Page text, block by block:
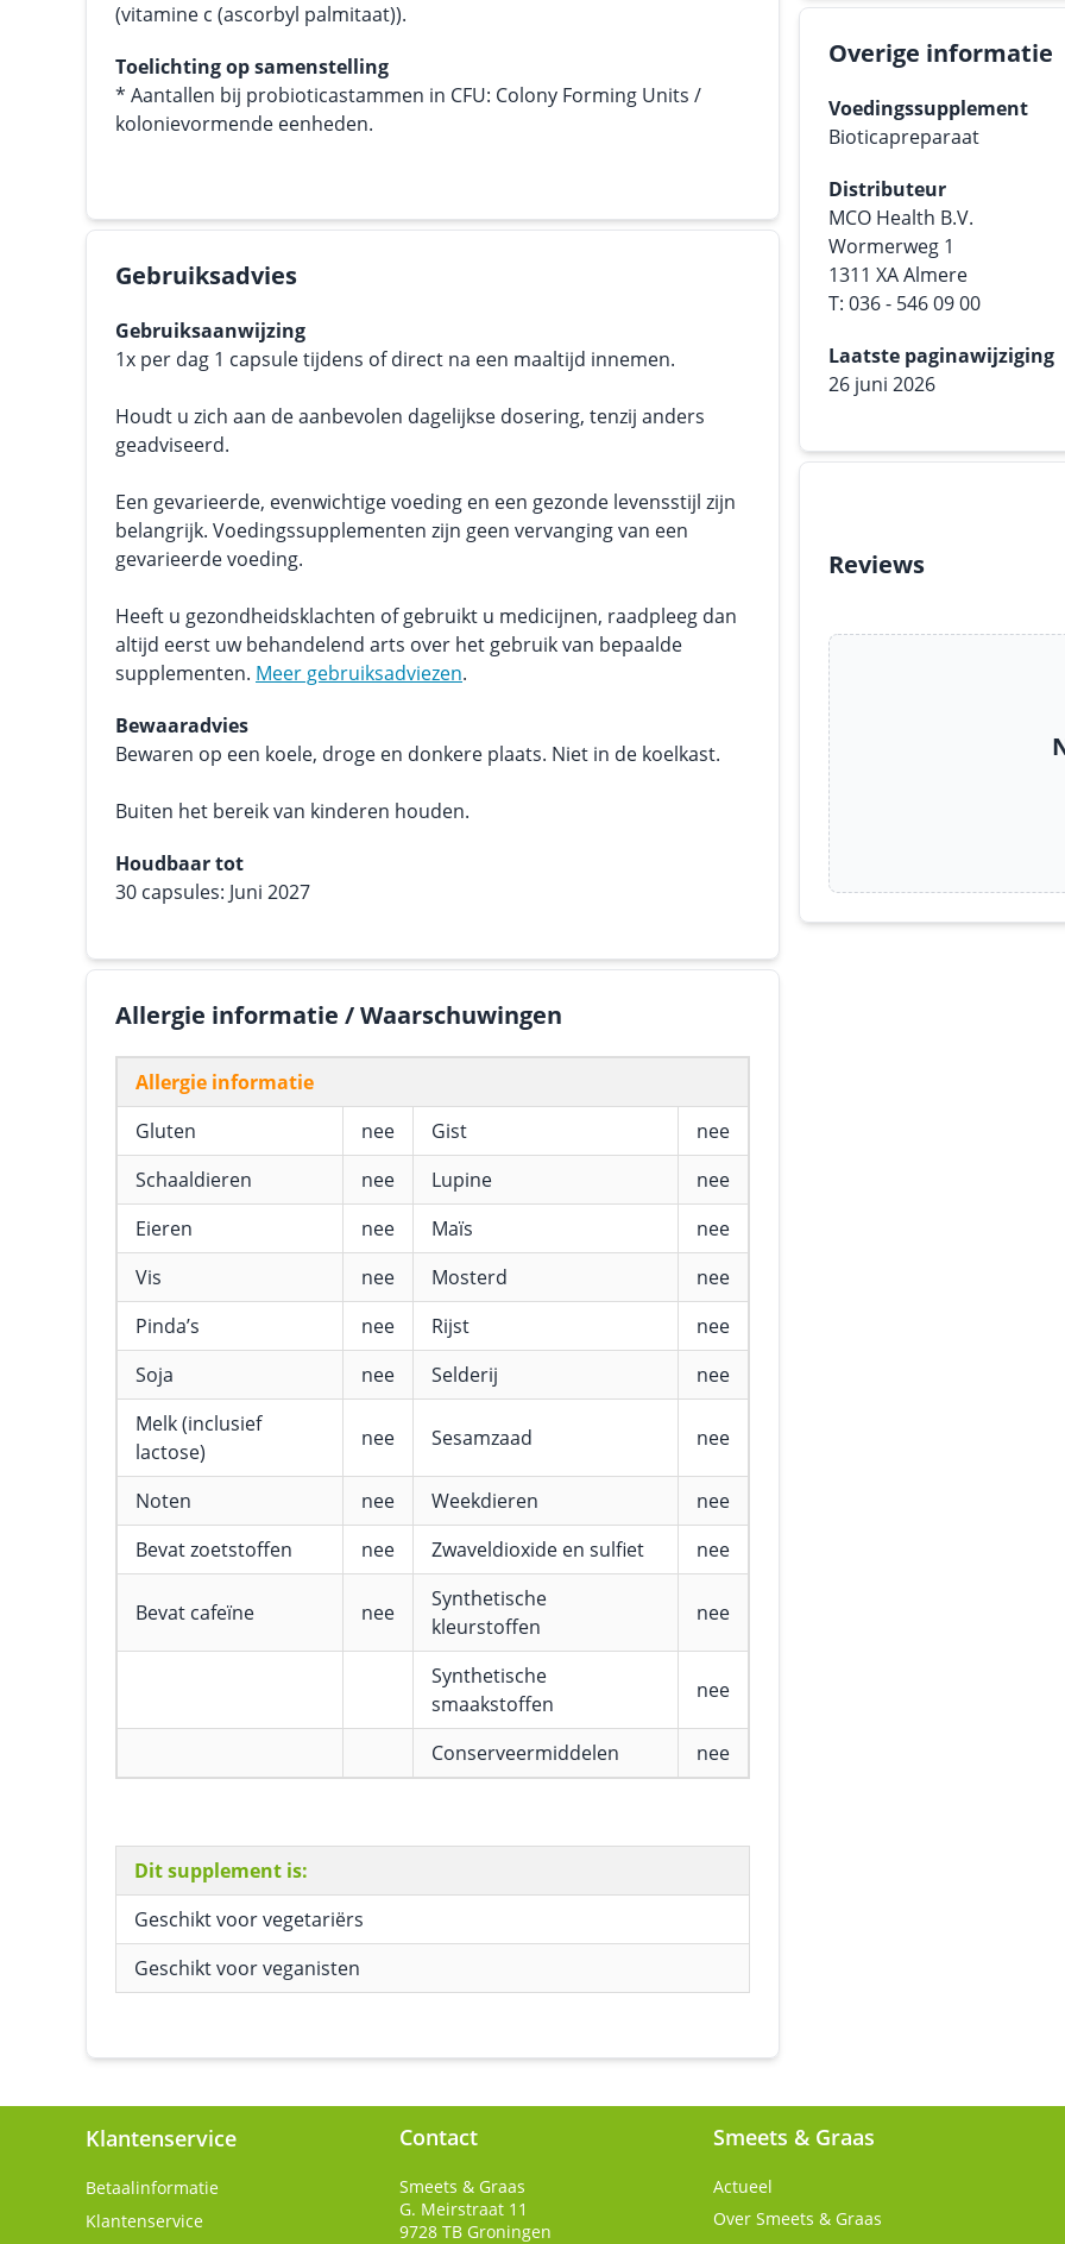
(vitamine c (ascorbyl palmitaat)).
Toelichting op samenstelling
* Aantallen bij probioticastammen in CFU: Colony Forming Units /
kolonievormende eenheden.
Gebruiksadvies
Gebruiksaanwijzing
1x per dag 1 capsule tijdens of direct na een maaltijd innemen.
Houdt u zich aan de aanbevolen dagelijkse dosering, tenzij anders
geadviseerd.
Een gevarieerde, evenwichtige voeding en een gezonde levensstijl zijn
belangrijk. Voedingssupplementen zijn geen vervanging van een
gevarieerde voeding.
Heeft u gezondheidsklachten of gebruikt u medicijnen, raadpleeg dan
altijd eerst uw behandelend arts over het gebruik van bepaalde
supplementen. Meer gebruiksadviezen.
Bewaaradvies
Bewaren op een koele, droge en donkere plaats. Niet in de koelkast.
Buiten het bereik van kinderen houden.
Houdbaar tot
30 capsules: Juni 2027
Allergie informatie / Waarschuwingen
Allergie informatie
Gluten
nee Gist
nee
Schaaldieren
nee Lupine
nee
Eieren
nee Maïs
nee
Vis
nee Mosterd
nee
Pinda’s
nee Rijst
nee
Soja
nee Selderij
nee
Melk (inclusief
lactose)
nee Sesamzaad nee
Noten nee Weekdieren
nee
Bevat zoetstoffen
nee Zwaveldioxide en sulfiet nee
Bevat cafeïne nee
Synthetische
kleurstoffen
nee
Synthetische
smaakstoffen
nee
Conserveermiddelen nee
Dit supplement is:
Geschikt voor vegetariërs
Geschikt voor veganisten
Overige informatie
Voedingssupplement
Bioticapreparaat
Distributeur
MCO Health B.V.
Wormerweg 1
1311 XA Almere
T: 036 - 546 09 00
Laatste paginawijziging
26 juni 2026
Reviews
Klantenservice
Betaalinformatie
Klantenservice
Contact
Smeets & Graas
G. Meirstraat 11
9728 TB Groningen
Smeets & Graas
Actueel
Over Smeets & Graas